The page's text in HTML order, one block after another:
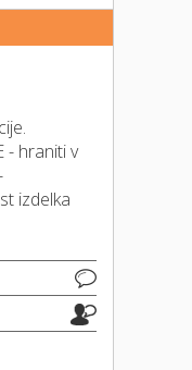
- hraniti v
izdelka